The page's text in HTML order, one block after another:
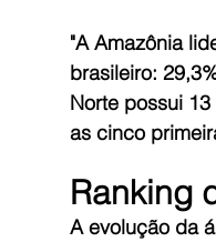
"A Amazônia
brasileiro:
Norte possui
as cinco
Ranking
A evolução da